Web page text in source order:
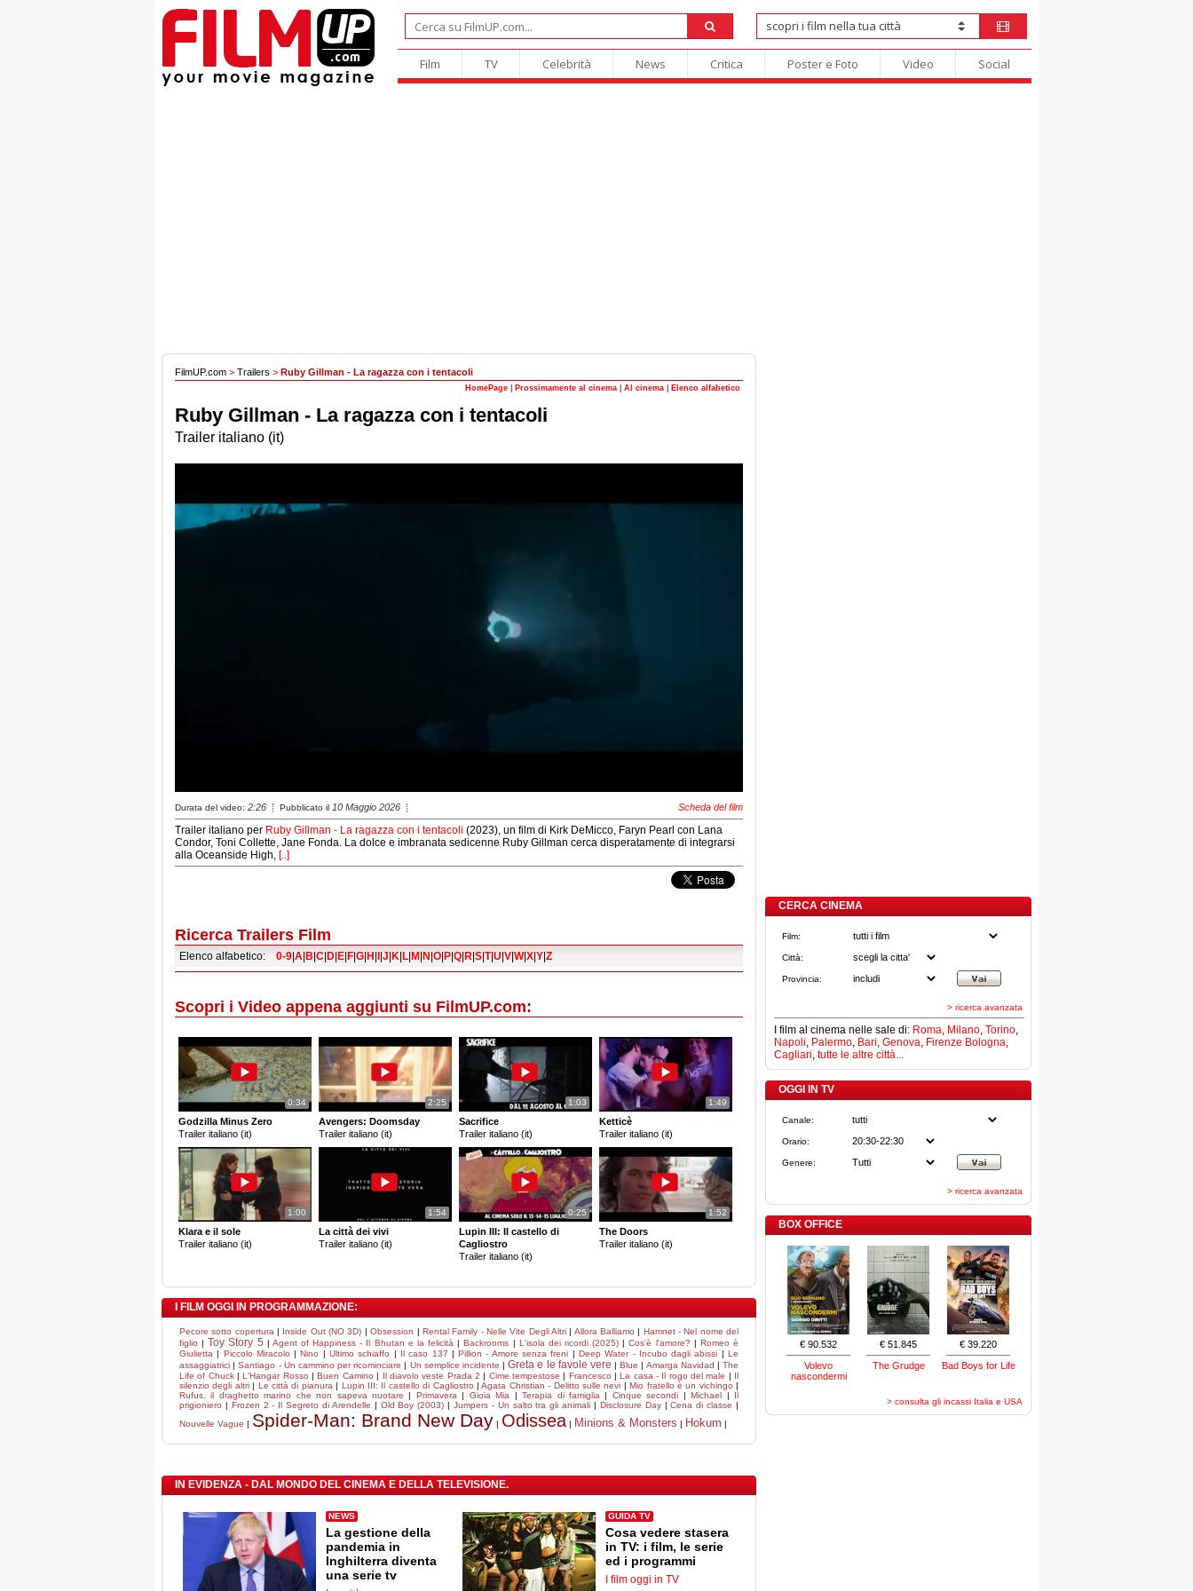
Film TV Celebrità News Critica Poster e Foto Video Social
FilmUP.com > Trailers > Ruby Gillman - La ragazza con i tentacoli
HomePage Prossimamente al cinema Al cinema Elenco alfabetico
Ruby Gillman - La ragazza con i tentacoli
Trailer italiano (it)
Durata del video: 2:26 Pubblicato il 10 Maggio 2026 Scheda del film
Trailer italiano per Ruby Gillman - La ragazza con i tentacoli (2023), un film di Kirk DeMicco, Faryn Pearl con Lana
Condor, Toni Collette, Jane Fonda. La dolce e imbranata sedicenne Ruby Gillman cerca disperatamente di integrarsi
alla Oceanside High, [..]
Ricerca Trailers Film
Elenco alfabetico: 0-9|A|B|C|D|E|F|G|H|I|J|K|L|M|N|O|P|Q|R|S|T|U|V|W|X|Y|Z
Scopri i Video appena aggiunti su FilmUP.com:
0:34
Godzilla Minus Zero
Trailer italiano (it)
2:25
Avengers: Doomsday
Trailer italiano (it)
1:03
Sacrifice
Trailer italiano (it)
1:49
Ketticè
Trailer italiano (it)
1:00
Klara e il sole
Trailer italiano (it)
1:54
La città dei vivi
Trailer italiano (it)
0:25
Lupin III: Il castello di
Cagliostro
Trailer italiano (it)
1:52
The Doors
Trailer italiano (it)
I FILM OGGI IN PROGRAMMAZIONE:
Pecore sotto copertura | Inside Out (NO 3D) |Obsession | Rental Family - Nelle Vite Degli Altri| Allora Balliamo | Hamnet - Nel nome del
figlio | Toy Story 5 | Agent of Happiness - Il Bhutan e la felicità |Backrooms | L'isola dei ricordi (2025) |Cos'è l'amore? | Romeo è
Giulietta | Piccolo Miracolo |Nino |Ultimo schiaffo | Il caso 137 |Pillion - Amore senza freni | Deep Water - Incubo dagli abissi |Le
assaggiatrici |Santiago - Un cammino per ricominciare | Un semplice incidente |Greta e le favole vere |Blue | Amarga Navidad |The
Life of Chuck|L'Hangar Rosso |Buen Camino | Il diavolo veste Prada 2 | Cime tempestose | Francesco |La casa - Il rogo del male | Il
silenzio degli altri| Le città di pianura | Lupin III: Il castello di Cagliostro |Agata Christian - Delitto sulle nevi |Mio fratello è un vichingo |
Rufus, il draghetto marino che non sapeva nuotare | Primavera | Gioia Mia |Terapia di famiglia | Cinque secondi |Michael | Il
prigioniero | Frozen 2 - Il Segreto di Arendelle | Old Boy (2003) |Jumpers - Un salto tra gli animali | Disclosure Day|Cena di classe |
Nouvelle Vague | Spider-Man: Brand New Day | Odissea | Minions & Monsters | Hokum |
IN EVIDENZA - DAL MONDO DEL CINEMA E DELLA TELEVISIONE.
NEWS
La gestione della
pandemia in
Inghilterra diventa
una serie tv
GUIDA TV
Cosa vedere stasera
in TV: i film, le serie
ed i programmi
I film oggi in TV
CERCA CINEMA
Film:
Città:
Provincia:
> ricerca avanzata
I film al cinema nelle sale di: Roma, Milano, Torino,
Napoli, Palermo, Bari, Genova, Firenze Bologna,
Cagliari, tutte le altre città...
OGGI IN TV
Canale:
Orario:
Genere:
> ricerca avanzata
BOX OFFICE
€ 90.532
Volevo
nascondermi
€ 51.845
The Grudge
€ 39.220
Bad Boys for Life
> consulta gli incassi Italia e USA